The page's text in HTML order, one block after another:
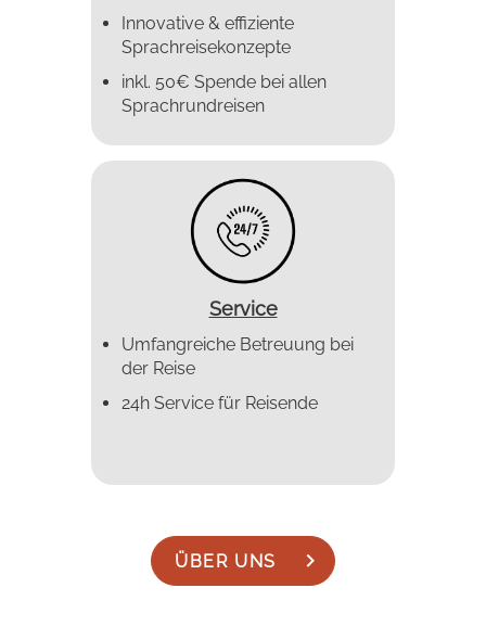
Innovative & effiziente
Sprachreise­konzepte
inkl. 50€ Spende bei allen
Sprachrundreisen
Service
Umfangreiche Betreuung bei
der Reise
24h Service für Reisende
ÜBER UNS